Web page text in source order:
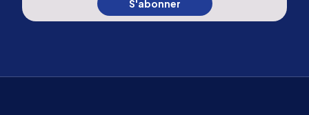
S'abonner